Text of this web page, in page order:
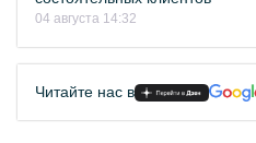
04 августа 14:32
Читайте нас в